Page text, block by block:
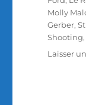
Molly
Gerber,
Shooting
Laisser